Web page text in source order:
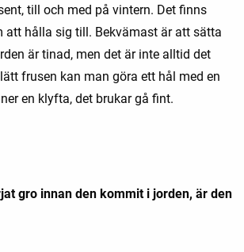
till och med på vintern. Det finns
att hålla sig till. Bekvämast är att sätta
är tinad, men det är inte alltid det
frusen kan man göra ett hål med en
en klyfta, det brukar gå fint.
gro innan den kommit i jorden, är den